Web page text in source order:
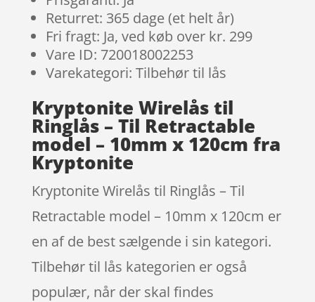
Returret: 365 dage (et helt år)
Fri fragt: Ja, ved køb over kr. 299
Vare ID: 720018002253
Varekategori: Tilbehør til lås
Kryptonite Wirelås til
Ringlås – Til Retractable
model – 10mm x 120cm fra
Kryptonite
Kryptonite Wirelås til Ringlås – Til
Retractable model – 10mm x 120cm er
en af de best sælgende i sin kategori.
Tilbehør til lås kategorien er også
populær, når der skal findes